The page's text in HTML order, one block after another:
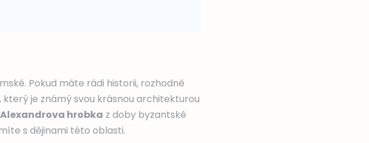
Pokud máte rádi historii, rozhodně
, který je známý svou krásnou architekturou
Alexandrova hrobka z doby byzantské
s dějinami této oblasti.